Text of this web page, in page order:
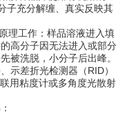
子充分解缠、真实反映其
工作：样品溶液进入填
高分子因无法进入或部分
洗脱，小分子后出峰。
示差折光检测器（RID）
用粘度计或多角度光散射